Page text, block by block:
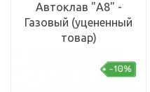
Автоклав "А8" -
Газовый (уцененный
товар)